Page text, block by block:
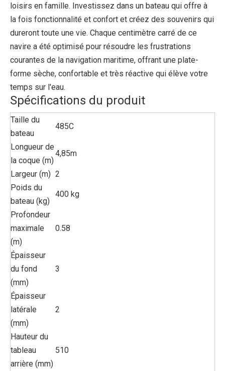
loisirs en famille. Investissez dans un bateau qui offre à
la fois fonctionnalité et confort et créez des souvenirs qui
dureront toute une vie. Chaque centimètre carré de ce
navire a été optimisé pour résoudre les frustrations
courantes de la navigation maritime, offrant une plate-
forme sèche, confortable et très réactive qui élève votre
temps sur l'eau.
Spécifications du produit
Taille du
bateau
485C
Longueur de
la coque (m)
4,85m
Largeur (m) 2
Poids du
bateau (kg)
400 kg
Profondeur
maximale
(m)
0.58
Épaisseur
du fond
(mm)
3
Épaisseur
latérale
(mm)
2
Hauteur du
tableau
arrière (mm)
510